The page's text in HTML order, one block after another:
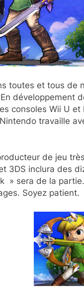
toutes et tous de
développement
consoles Wii U
travaille
de jeu
3DS inclura des
» sera de la
Soyez patient.